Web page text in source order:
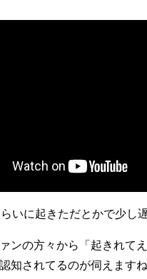
いに起きただとかで少し
ンの方々から「起きれて
知されてるのが伺えますね